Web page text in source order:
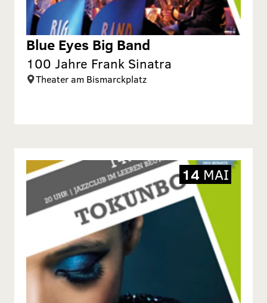
Blue Eyes Big Band
100 Jahre Frank Sinatra
Theater am Bismarckplatz
14 MAI